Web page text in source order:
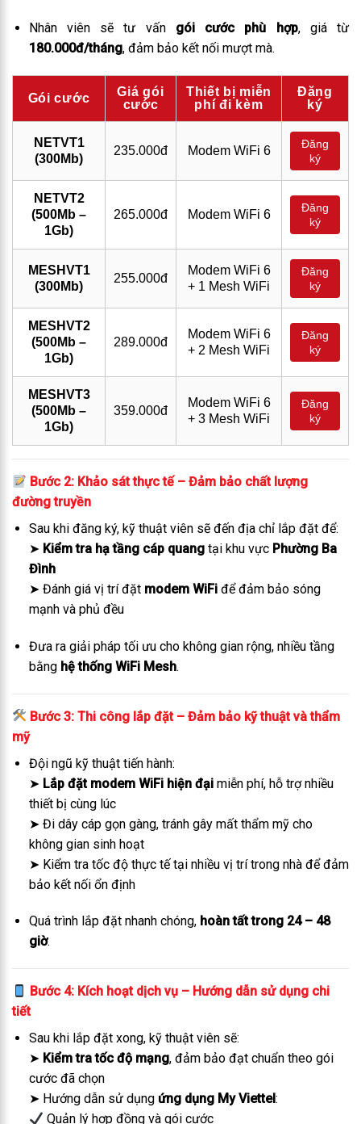
Nhân viên sẽ tư vấn gói cước phù hợp, giá từ
180.000đ/tháng, đảm bảo kết nối mượt mà.
Gói cước
Giá gói
cước
Thiết bị miễn
phí đi kèm
Đăng
ký
NETVT1
(300Mb)
235.000đ Modem WiFi 6
Đăng
ký
NETVT2
(500Mb –
1Gb)
265.000đ Modem WiFi 6
Đăng
ký
MESHVT1
(300Mb)
255.000đ
Modem WiFi 6
+ 1 Mesh WiFi
Đăng
ký
MESHVT2
(500Mb –
1Gb)
289.000đ
Modem WiFi 6
+ 2 Mesh WiFi
Đăng
ký
MESHVT3
(500Mb –
1Gb)
359.000đ
Modem WiFi 6
+ 3 Mesh WiFi
Đăng
ký
Bước 2: Khảo sát thực tế – Đảm bảo chất lượng
đường truyền
Sau khi đăng ký, kỹ thuật viên sẽ đến địa chỉ lắp đặt để:
➤ Kiểm tra hạ tầng cáp quangtại khu vực Phường Ba
Đình
➤ Đánh giá vị trí đặt modem WiFiđể đảm bảo sóng
mạnh và phủ đều
Đưa ra giải pháp tối ưu cho không gian rộng, nhiều tầng
bằng hệ thống WiFi Mesh.
Bước 3: Thi công lắp đặt – Đảm bảo kỹ thuật và thẩm
mỹ
Đội ngũ kỹ thuật tiến hành:
➤ Lắp đặt modem WiFi hiện đạimiễn phí, hỗ trợ nhiều
thiết bị cùng lúc
➤ Đi dây cáp gọn gàng, tránh gây mất thẩm mỹ cho
không gian sinh hoạt
➤ Kiểm tra tốc độ thực tế tại nhiều vị trí trong nhà để đảm
bảo kết nối ổn định
Quá trình lắp đặt nhanh chóng, hoàn tất trong 24 – 48
giờ.
Bước 4: Kích hoạt dịch vụ – Hướng dẫn sử dụng chi
tiết
Sau khi lắp đặt xong, kỹ thuật viên sẽ:
➤ Kiểm tra tốc độ mạng, đảm bảo đạt chuẩn theo gói
cước đã chọn
➤ Hướng dẫn sử dụng ứng dụng My Viettel:
Quản lý hợp đồng và gói cước